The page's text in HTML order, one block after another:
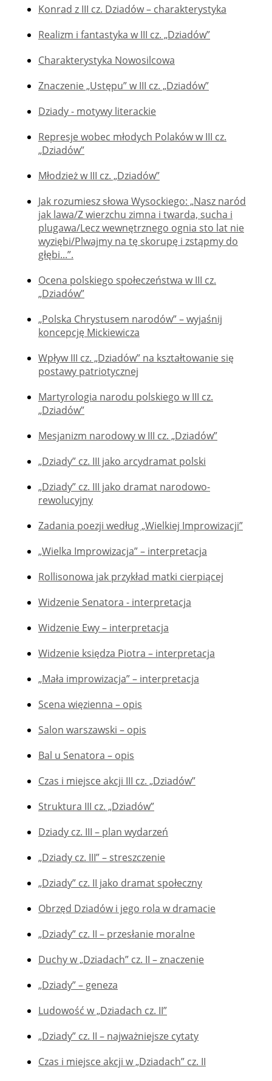
Konrad z III cz. Dziadów – charakterystyka
Realizm i fantastyka w III cz. „Dziadów”
Charakterystyka Nowosilcowa
Znaczenie „Ustępu” w III cz. „Dziadów”
Dziady - motywy literackie
Represje wobec młodych Polaków w III cz.
„Dziadów”
Młodzież w III cz. „Dziadów”
Jak rozumiesz słowa Wysockiego: „Nasz naród
jak lawa/Z wierzchu zimna i twarda, sucha i
plugawa/Lecz wewnętrznego ognia sto lat nie
wyziębi/Plwajmy na tę skorupę i zstąpmy do
głębi...”.
Ocena polskiego społeczeństwa w III cz.
„Dziadów”
„Polska Chrystusem narodów” – wyjaśnij
koncepcję Mickiewicza
Wpływ III cz. „Dziadów” na kształtowanie się
postawy patriotycznej
Martyrologia narodu polskiego w III cz.
„Dziadów”
Mesjanizm narodowy w III cz. „Dziadów”
„Dziady” cz. III jako arcydramat polski
„Dziady” cz. III jako dramat narodowo-
rewolucyjny
Zadania poezji według „Wielkiej Improwizacji”
„Wielka Improwizacja” – interpretacja
Rollisonowa jak przykład matki cierpiącej
Widzenie Senatora - interpretacja
Widzenie Ewy – interpretacja
Widzenie księdza Piotra – interpretacja
„Mała improwizacja” – interpretacja
Scena więzienna – opis
Salon warszawski – opis
Bal u Senatora – opis
Czas i miejsce akcji III cz. „Dziadów”
Struktura III cz. „Dziadów”
Dziady cz. III – plan wydarzeń
„Dziady cz. III” – streszczenie
„Dziady” cz. II jako dramat społeczny
Obrzęd Dziadów i jego rola w dramacie
„Dziady” cz. II – przesłanie moralne
Duchy w „Dziadach” cz. II – znaczenie
„Dziady” – geneza
Ludowość w „Dziadach cz. II”
„Dziady” cz. II – najważniejsze cytaty
Czas i miejsce akcji w „Dziadach” cz. II